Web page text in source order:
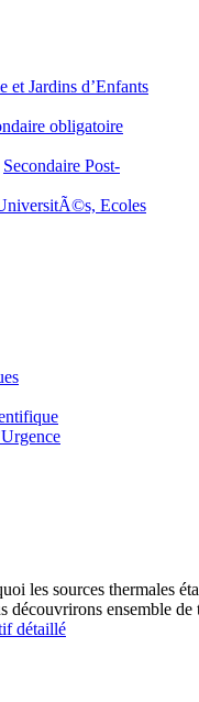
et Jardins d’Enfants
obligatoire
Secondaire Post-
Ecoles
les sources thermales
découvrirons ensemble
détaillé